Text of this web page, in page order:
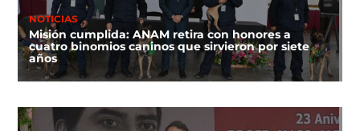
NOTICIAS
Misión cumplida: ANAM retira con honores a
cuatro binomios caninos que sirvieron por siete
años